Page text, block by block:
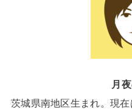
月
茨城県南地区生まれ。現